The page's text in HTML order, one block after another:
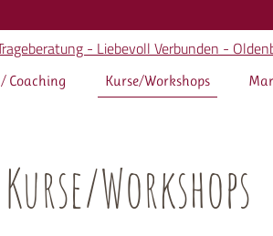
Coaching Kurse/Workshops
Kurse/Workshops